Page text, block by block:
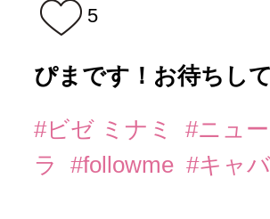
5
ぴまです！お待ちし
#ビゼ ミナミ #ニュ
ラ
#followme #キャ